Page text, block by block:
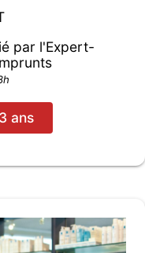
par l'Expert-
ans